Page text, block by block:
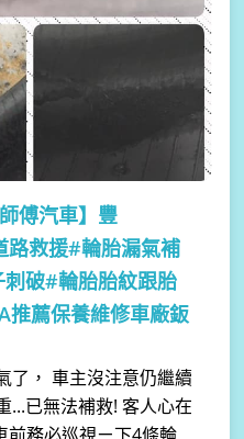
師傅汽車】豐
路救援#輪胎漏氣補
破#輪胎胎紋跟胎
推薦保養維修車廠鈑
了， 車主沒注意仍繼續
...已無法補救! 客人心在